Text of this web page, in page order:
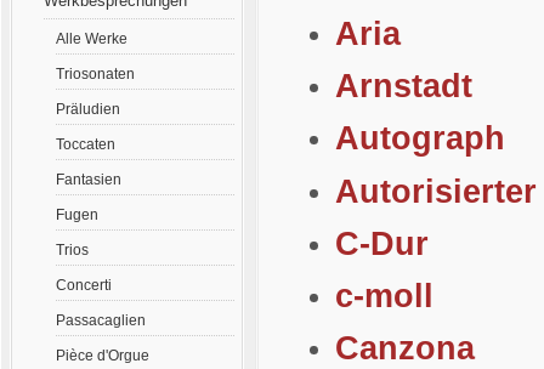
Alle Werke
Triosonaten
Präludien
Toccaten
Fantasien
Fugen
Trios
Concerti
Passacaglien
Pièce d'Orgue
Aria
Arnstadt
Autograph
C-Dur
c-moll
Canzona